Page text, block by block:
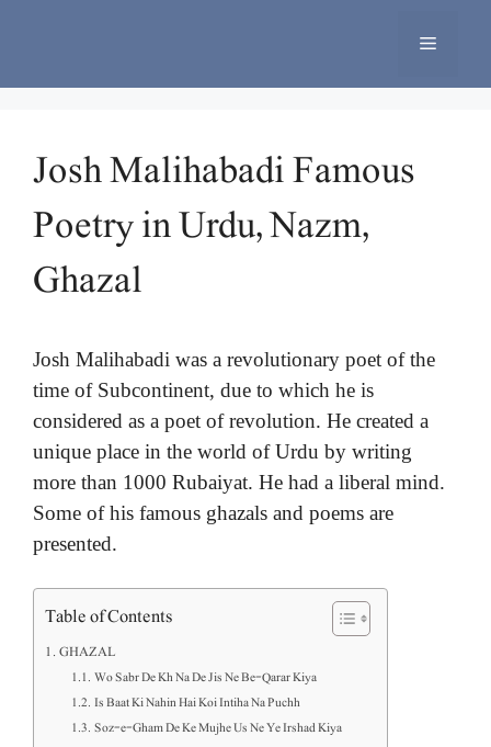
Menu
Josh Malihabadi Famous
Poetry in Urdu, Nazm,
Ghazal
Josh Malihabadi was a revolutionary poet of the
time of Subcontinent, due to which he is
considered as a poet of revolution. He created a
unique place in the world of Urdu by writing
more than 1000 Rubaiyat. He had a liberal mind.
Some of his famous ghazals and poems are
presented.
Table of Contents
GHAZAL
Wo Sabr De Kh Na De Jis Ne Be-Qarar Kiya
Is Baat Ki Nahin Hai Koi Intiha Na Puchh
Soz-e-Gham De Ke Mujhe Us Ne Ye Irshad Kiya